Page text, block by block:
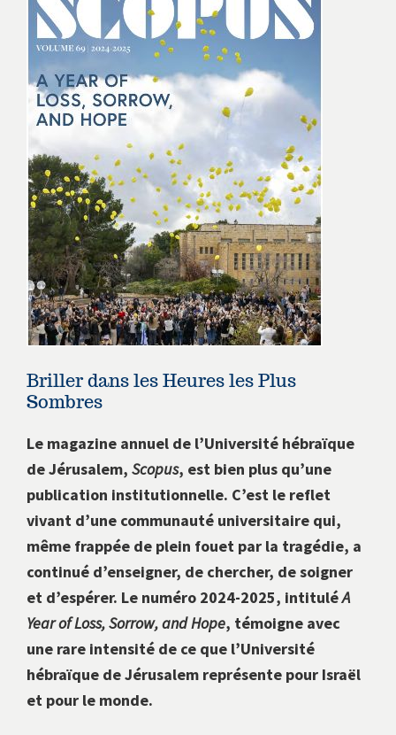
avec
les
instituts
européens.
Briller dans les Heures les Plus
Sombres
Le magazine annuel de l’Université hébraïque
de Jérusalem, Scopus, est bien plus qu’une
publication institutionnelle. C’est le reflet
vivant d’une communauté universitaire qui,
même frappée de plein fouet par la tragédie, a
continué d’enseigner, de chercher, de soigner
et d’espérer. Le numéro 2024-2025, intituléA
Year of Loss, Sorrow, and Hope, témoigne avec
une rare intensité de ce que l’Université
hébraïque de Jérusalem représente pour Israël
et pour le monde.